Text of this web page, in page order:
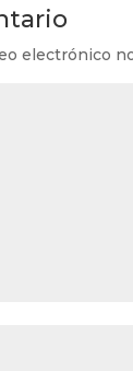
electrónico